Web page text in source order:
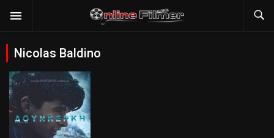
Nicolas Baldino